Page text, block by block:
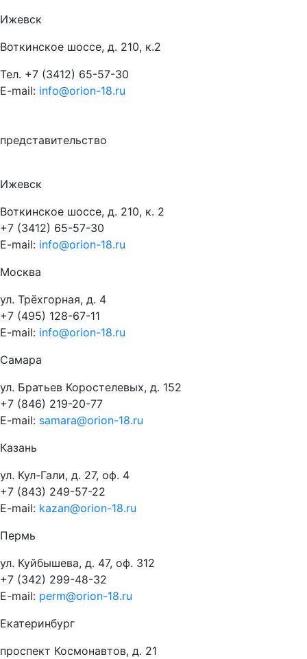
Ижевск
Воткинское шоссе, д. 210, к.2
Тел. +7 (3412) 65-57-30
E-mail: info@orion-18.ru
представительство
Ижевск
Воткинское шоссе, д. 210, к. 2
+7 (3412) 65-57-30
E-mail: info@orion-18.ru
Москва
ул. Трёхгорная, д. 4
+7 (495) 128-67-11
E-mail: info@orion-18.ru
Самара
ул. Братьев Коростелевых, д. 152
+7 (846) 219-20-77
E-mail: samara@orion-18.ru
Казань
ул. Кул-Гали, д. 27, оф. 4
+7 (843) 249-57-22
E-mail: kazan@orion-18.ru
Пермь
ул. Куйбышева, д. 47, оф. 312
+7 (342) 299-48-32
E-mail: perm@orion-18.ru
Екатеринбург
проспект Космонавтов, д. 21